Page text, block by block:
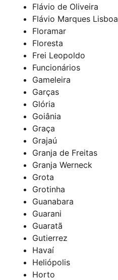
Flávio de Oliveira
Flávio Marques Lisboa
Floramar
Floresta
Frei Leopoldo
Funcionários
Gameleira
Garças
Glória
Goiânia
Graça
Grajaú
Granja de Freitas
Granja Werneck
Grota
Grotinha
Guanabara
Guarani
Guaratã
Gutierrez
Havaí
Heliópolis
Horto